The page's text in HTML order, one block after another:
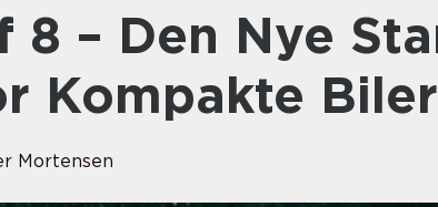
Kompakte Biler
Mortensen